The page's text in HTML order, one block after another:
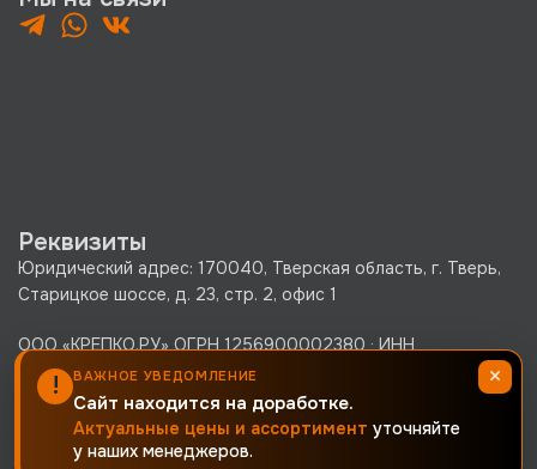
Реквизиты
Юридический адрес: 170040, Тверская область, г. Тверь,
Старицкое шоссе, д. 23, стр. 2, офис 1
ООО «КРЕПКО.РУ» ОГРН 1256900002380 · ИНН
6900019171 · КПП 690001001
Политика конфиденциальности
Согласие на обработку персональных данных
! ВАЖНОЕ УВЕДОМЛЕНИЕ
Сайт находится на доработке.
Актуальные цены и ассортимент уточняйте
у наших менеджеров.
×